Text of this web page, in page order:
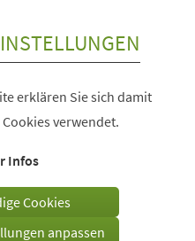
erklären Sie sich damit
verwendet.
Infos
Cookies
anpassen